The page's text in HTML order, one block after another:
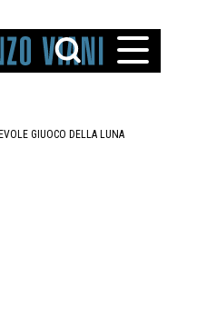
GIUOCO DELLA LUNA